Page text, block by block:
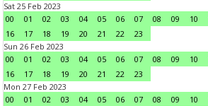
Sat 25 Feb 2023
00
01 02 03 04 05 06 07 08 09 10
16
17 18 19 20 21 22
23
Sun 26 Feb 2023
00
01 02 03 04 05 06 07 08 09 10
16
17 18 19 20 21 22
23
Mon 27 Feb 2023
00
01 02 03 04 05 06 07 08 09 10